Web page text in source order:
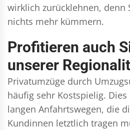
wirklich zurücklehnen, denn
nichts mehr kümmern.
Profitieren auch
unserer
Privatumzüge durch
häufig sehr Kostspielig.
langen Anfahrtswegen, die
Kundinnen letztlich tragen